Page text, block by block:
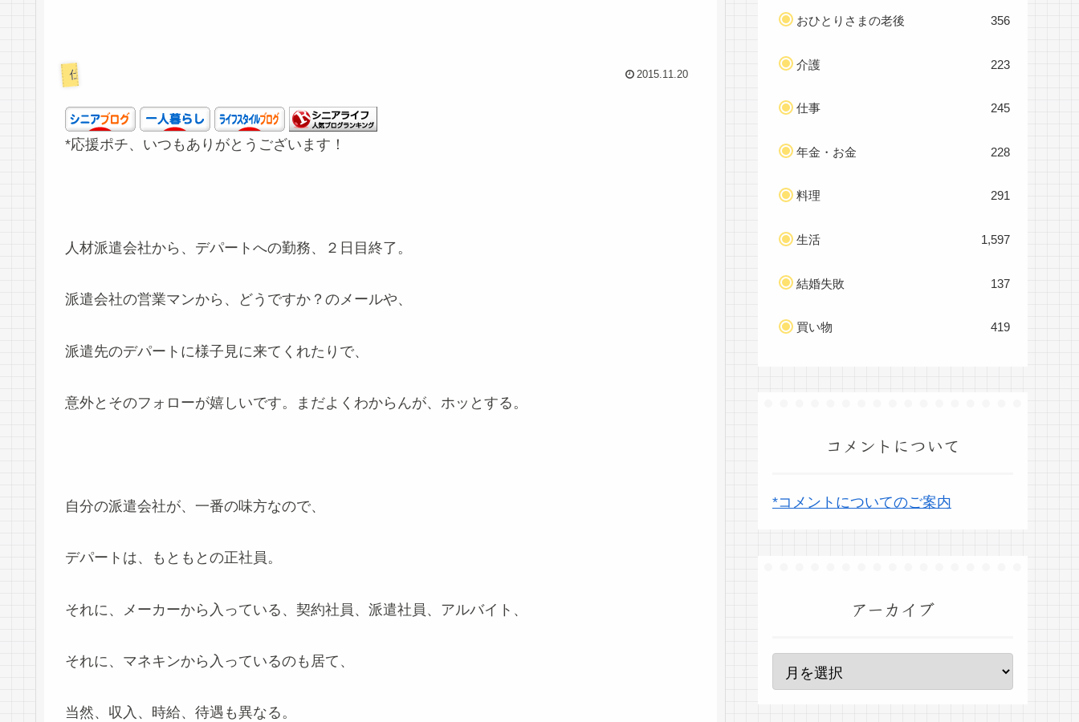
仕事 2015.11.20
*応援ポチ、いつもありがとうございます！
人材派遣会社から、デパートへの勤務、２日目終了。
派遣会社の営業マンから、どうですか？のメールや、
派遣先のデパートに様子見に来てくれたりで、
意外とそのフォローが嬉しいです。まだよくわからんが、ホッとする。
自分の派遣会社が、一番の味方なので、
デパートは、もともとの正社員。
それに、メーカーから入っている、契約社員、派遣社員、アルバイト、
それに、マネキンから入っているのも居て、
当然、収入、時給、待遇も異なる。
おひとりさまの老後 356
介護 223
仕事 245
年金・お金 228
料理 291
生活 1,597
結婚失敗 137
買い物 419
コメントについて
*コメントについてのご案内
アーカイブ